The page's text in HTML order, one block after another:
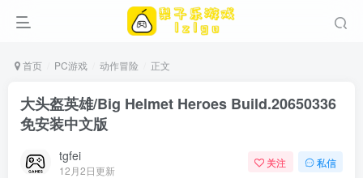
首页 PC游戏 动作冒险 正文
大头盔英雄/Big Helmet Heroes Build.20650336
免安装中文版
tgfei
12月2日更新
关注 私信